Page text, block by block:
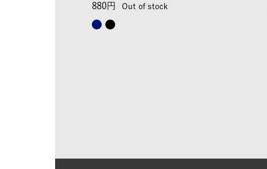
880 Out of stock